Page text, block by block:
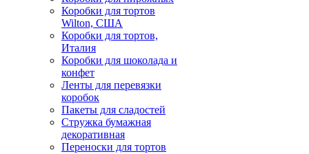
Коробки для тортов
Wilton, США
Коробки для тортов,
Италия
Коробки для шоколада и
конфет
Ленты для перевязки
коробок
Пакеты для сладостей
Стружка бумажная
декоративная
Переноски для тортов